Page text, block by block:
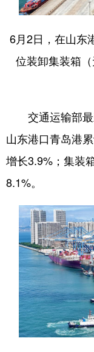
会展
悦读
亚太网
地方频道
首页
政事
健康
多语种频道
English
Русский
6月2日，在山东
位装卸集装箱
交通运输部最
山东港口青岛港
增长3.9%；集装
8.1%。